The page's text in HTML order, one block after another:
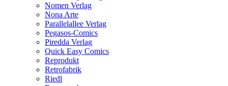
Nomen Verlag
Nona Arte
Parallelallee Verlag
Pegasos-Comics
Piredda Verlag
Quick Easy Comics
Reprodukt
Retrofabrik
Riedl